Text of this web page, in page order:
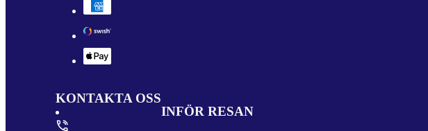
KONTAKTA OSS
INFÖR RESAN